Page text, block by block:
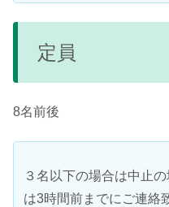
定員
8名前後
３名以下の場合は中止
は3時間前までにご連絡